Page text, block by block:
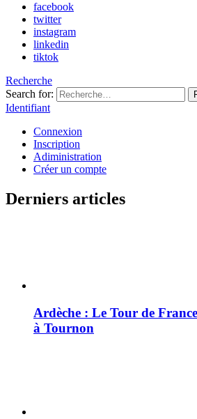
facebook
twitter
instagram
linkedin
tiktok
Recherche
Search for:
Identifiant
Connexion
Inscription
Adiministration
Créer un compte
Derniers articles
Ardèche : Le Tour de
à Tournon